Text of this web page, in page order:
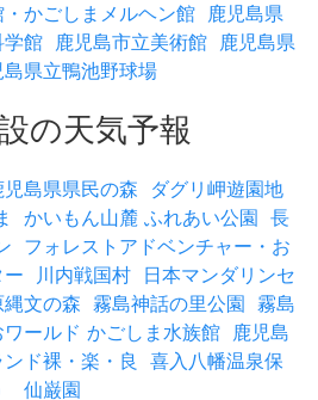
かごしまメルヘン館 鹿児島県
学館 鹿児島市立美術館 鹿児島県
島県立鴨池野球場
の天気予報
児島県県民の森
ダグリ岬遊園地
かいもん山麓 ふれあい公園 長
フォレストアドベンチャー・お
川内戦国村 日本マンダリンセ
文の森 霧島神話の里公園 霧島
ワールド かごしま水族館 鹿児島
ド裸・楽・良
喜入八幡温泉保
仙巌園